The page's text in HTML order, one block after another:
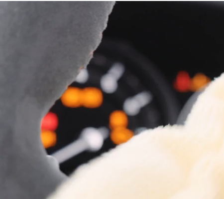
HOME ABOUT US